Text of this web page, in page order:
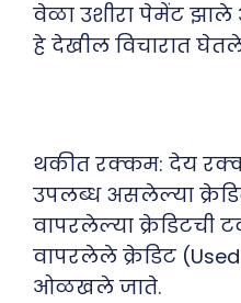
वेळा उशीरा पेमेंट झाले
हे देखील विचारात
थकीत रक्कम: देय
उपलब्ध असलेल्या
वापरलेल्या क्रेडिटची
वापरलेले क्रेडिट
ओळखले जाते.